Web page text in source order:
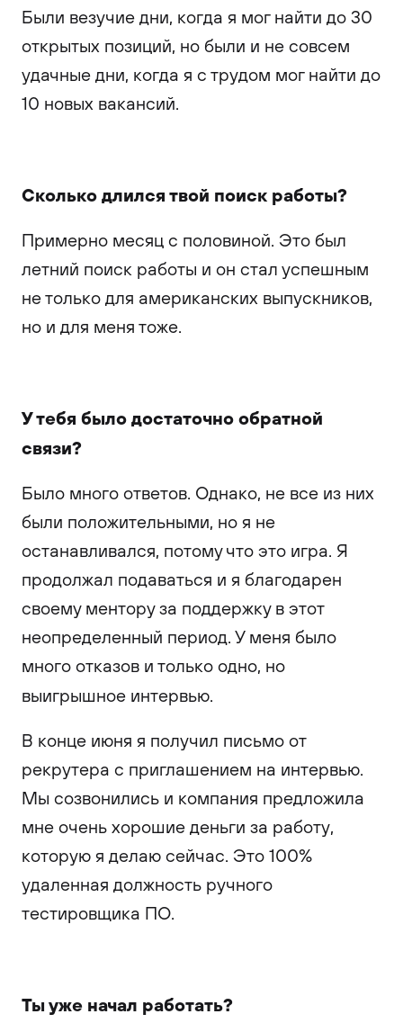
Были везучие дни, когда я мог найти до 30
открытых позиций, но были и не совсем
удачные дни, когда я с трудом мог найти до
10 новых вакансий.
Сколько длился твой поиск работы?
Примерно месяц с половиной. Это был
летний поиск работы и он стал успешным
не только для американских выпускников,
но и для меня тоже.
У тебя было достаточно обратной
связи?
Было много ответов. Однако, не все из них
были положительными, но я не
останавливался, потому что это игра. Я
продолжал подаваться и я благодарен
своему ментору за поддержку в этот
неопределенный период. У меня было
много отказов и только одно, но
выигрышное интервью.
В конце июня я получил письмо от
рекрутера с приглашением на интервью.
Мы созвонились и компания предложила
мне очень хорошие деньги за работу,
которую я делаю сейчас. Это 100%
удаленная должность ручного
тестировщика ПО.
Ты уже начал работать?